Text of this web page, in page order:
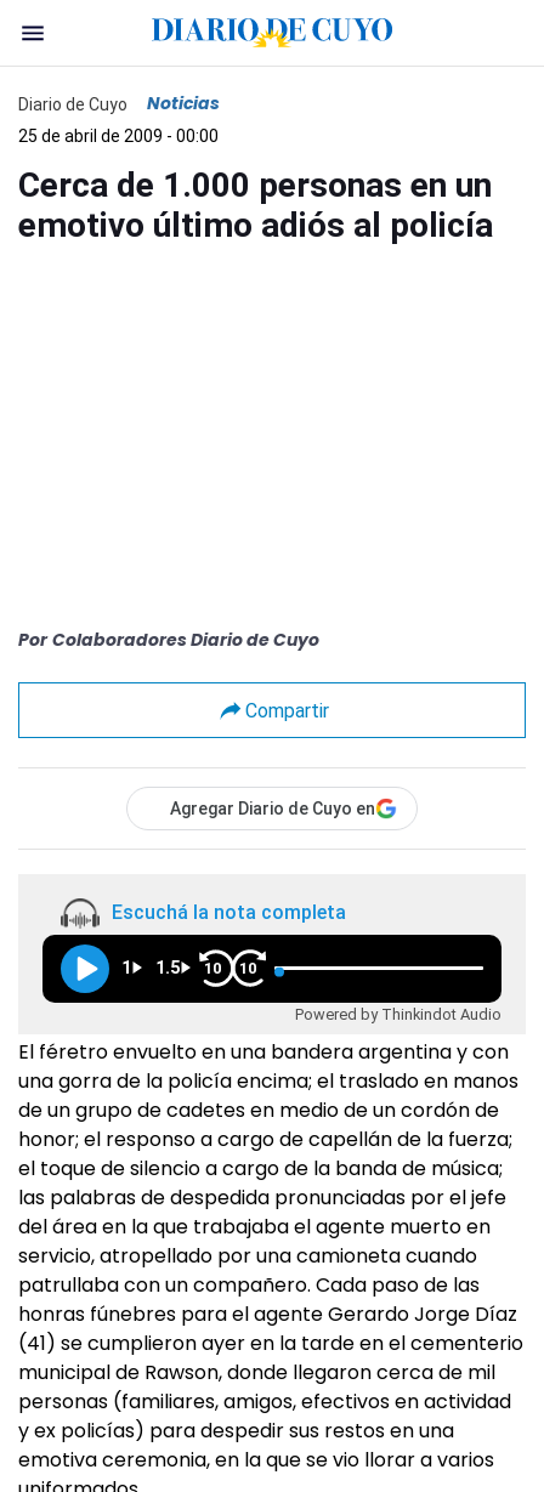
Diario de Cuyo Noticias
25 de abril de 2009 - 00:00
Cerca de 1.000 personas en un
emotivo último adiós al policía
Por Colaboradores Diario de Cuyo
Compartir
Agregar Diario de Cuyo en
Escuchá la nota completa
1 1.5 10 10
Powered by Thinkindot Audio
El féretro envuelto en una bandera argentina y con
una gorra de la policía encima; el traslado en manos
de un grupo de cadetes en medio de un cordón de
honor; el responso a cargo de capellán de la fuerza;
el toque de silencio a cargo de la banda de música;
las palabras de despedida pronunciadas por el jefe
del área en la que trabajaba el agente muerto en
servicio, atropellado por una camioneta cuando
patrullaba con un compañero. Cada paso de las
honras fúnebres para el agente Gerardo Jorge Díaz
(41) se cumplieron ayer en la tarde en el cementerio
municipal de Rawson, donde llegaron cerca de mil
personas (familiares, amigos, efectivos en actividad
y ex policías) para despedir sus restos en una
emotiva ceremonia, en la que se vio llorar a varios